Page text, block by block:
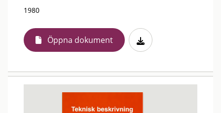
1980
Öppna dokument